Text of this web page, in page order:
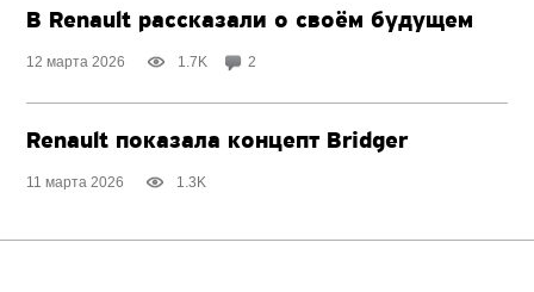
В Renault рассказали о своём будущем
12 марта 2026 1.7K 2
Renault показала концепт Bridger
11 марта 2026 1.3K